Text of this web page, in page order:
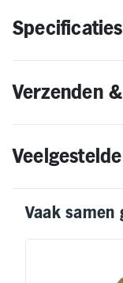
Specificaties
Verzenden
Vaak samen